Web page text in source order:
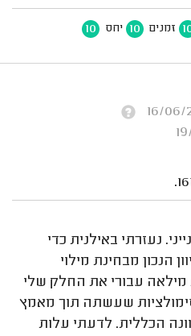
זמנים 10 יחס 10
נעזרתי באילנית כדי
הנכון מבחינת מילוי
מילאה עבורי את החלק שלי
שעשתה תוך מאמץ
הכללית. לדעתי עלות